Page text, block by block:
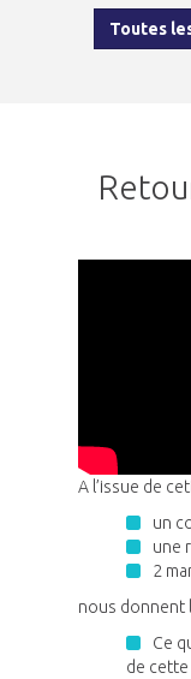
Toutes
A l’issue de
un
une
2
nous donnent
Ce
de